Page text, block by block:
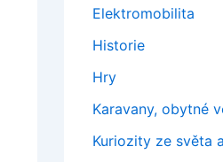
Elektromobilita
Historie
Hry
Karavany, obytné
Kuriozity ze světa